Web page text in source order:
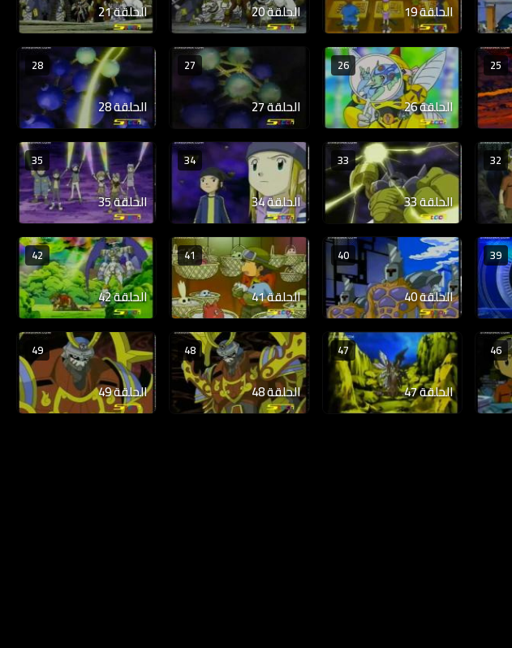
الحلقة 19 الحلقة 20 الحلقة 21
25
26
الحلقة 26
27
الحلقة 27
28
الحلقة 28
32
33
الحلقة 33
34
الحلقة 34
35
الحلقة 35
39
40
الحلقة 40
41
الحلقة 41
42
الحلقة 42
46
47
الحلقة 47
48
الحلقة 48
49
الحلقة 49